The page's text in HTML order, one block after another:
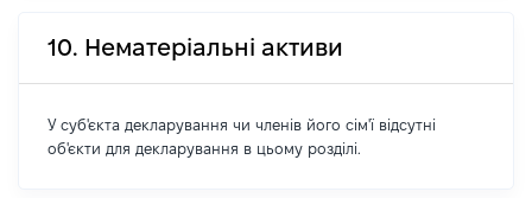
10. Нематеріальні активи
У суб'єкта декларування чи членів його сім'ї відсутні
об'єкти для декларування в цьому розділі.